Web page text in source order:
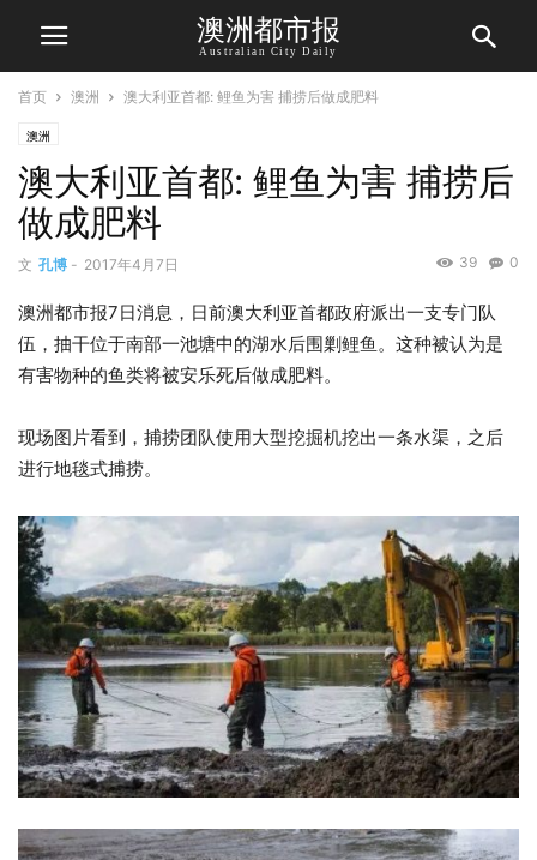
澳洲都市报
Australian City Daily
首页 澳洲 澳大利亚首都: 鲤鱼为害 捕捞后做成肥料
澳洲
澳大利亚首都: 鲤鱼为害 捕捞后
做成肥料
文 孔博 - 2017年4月7日 0
39
澳洲都市报7日消息，日前澳大利亚首都政府派出一支专门队
伍，抽干位于南部一池塘中的湖水后围剿鲤鱼。这种被认为是
有害物种的鱼类将被安乐死后做成肥料。
现场图片看到，捕捞团队使用大型挖掘机挖出一条水渠，之后
进行地毯式捕捞。